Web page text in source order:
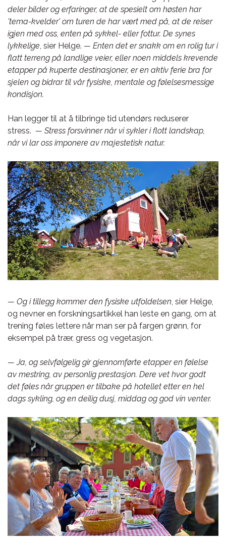
deler bilder og erfaringer, at de spesielt om høsten har
'tema-kvelder' om turen de har vært med på, at de reiser
igjen med oss, enten på sykkel- eller fottur. De synes
lykkelige , sier Helge. — Enten det er snakk om en rolig tur i
flatt terreng på landlige veier, eller noen middels krevende
etapper på kuperte destinasjoner, er en aktiv ferie bra for
sjelen og bidrar til vår fysiske, mentale og følelsesmessige
kondisjon.
Han legger til at å tilbringe tid utendørs reduserer
stress. — Stress forsvinner når vi sykler i flott landskap,
når vi lar oss imponere av majestetisk natur.
— Og i tillegg kommer den fysiske utfoldelsen , sier Helge,
og nevner en forskningsartikkel han leste en gang, om at
trening føles lettere når man ser på fargen grønn, for
eksempel på trær, gress og vegetasjon.
— Ja, og selvfølgelig gir gjennomførte etapper en følelse
av mestring, av personlig prestasjon. Dere vet hvor godt
det føles når gruppen er tilbake på hotellet etter en hel
dags sykling, og en deilig dusj, middag og god vin venter.